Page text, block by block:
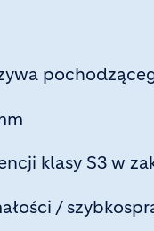
klasy S3 w
/